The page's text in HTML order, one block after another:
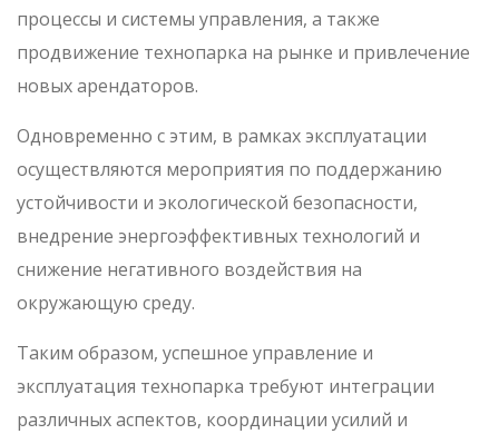
процессы и системы управления, а также
продвижение технопарка на рынке и привлечение
новых арендаторов.
Одновременно с этим, в рамках эксплуатации
осуществляются мероприятия по поддержанию
устойчивости и экологической безопасности,
внедрение энергоэффективных технологий и
снижение негативного воздействия на
окружающую среду.
Таким образом, успешное управление и
эксплуатация технопарка требуют интеграции
различных аспектов, координации усилий и